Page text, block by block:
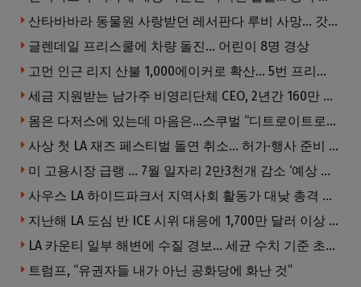
산타바바라 동물원 사랑받던 레서판다 루비 사망… 갓 태어난 새끼 2마리 잃은 지 수주 만
글렌데일 프리스쿨에 차량 돌진… 어린이 8명 경상
고먼 인근 리지 산불 1,000에이커로 확산… 5번 프리웨이 양방향 전면 폐쇄
세금 지원받는 남가주 비영리단체 CEO, 2년간 160만 달러 이상 받아… 미사용 휴가수당만 수십만 달러
몸은 다저스에 있는데 마음은…스쿠벌 “디트로이트로 돌아가고파”
사상 첫 LA 재즈 페스티벌 돌연 취소… 허가·행사 준비 문제로 일정 변경
미 고용시장 급랭 … 7월 일자리 2만3천개 감소 ‘예상 밖 쇼크’
사우스 LA 하이드파크서 지역사회 활동가 대낮 총격 사망… 용의자 도주
지난해 LA 도심 반 ICE 시위 대응에 1,700만 달러 이상 지출… LAPD, 대규모 시위 대비 강화 필요
LA 카운티 일부 해변에 수질 경보… 세균 수치 기준 초과, 입수 자제 당부
트럼프, “유권자들 내가 아닌 공화당에 화난 것”